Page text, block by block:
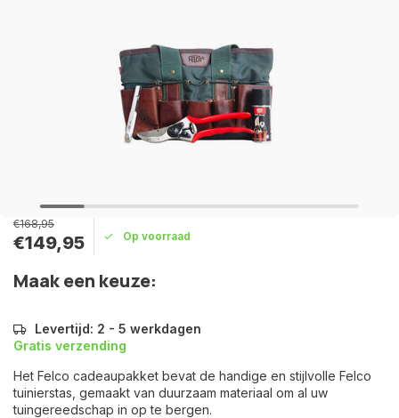
€168,95
€149,95 Op voorraad
Maak een keuze:
Levertijd: 2 - 5 werkdagen
Gratis verzending
Het Felco cadeaupakket bevat de handige en stijlvolle Felco
tuinierstas, gemaakt van duurzaam materiaal om al uw
tuingereedschap in op te bergen.